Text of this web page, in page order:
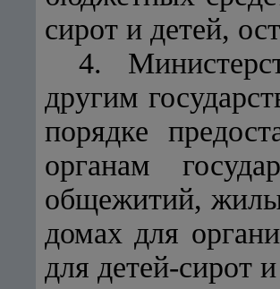
сирот и детей,
4.
другим
порядке
органам
общежитий,
домах для
для детей-сирот